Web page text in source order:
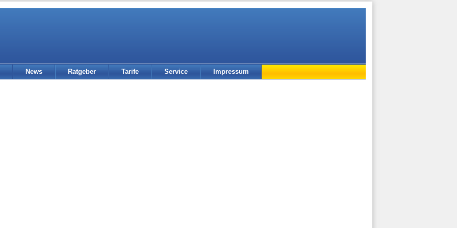
News Ratgeber Tarife Service Impressum